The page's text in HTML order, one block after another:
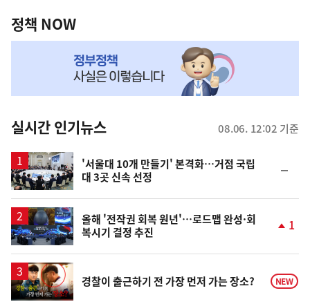
책
NOW,
뉴
스
정책 NOW
실시간 인기뉴스 08.06. 12:02 기준
'서울대 10개 만들기' 본격화…거점 국립
대 3곳 신속 선정
일
올해 '전작권 회복 원년'…로드맵 완성·회
복시기 결정 추진
상
승
1
영
상
경찰이 출근하기 전 가장 먼저 가는 장소? NEW